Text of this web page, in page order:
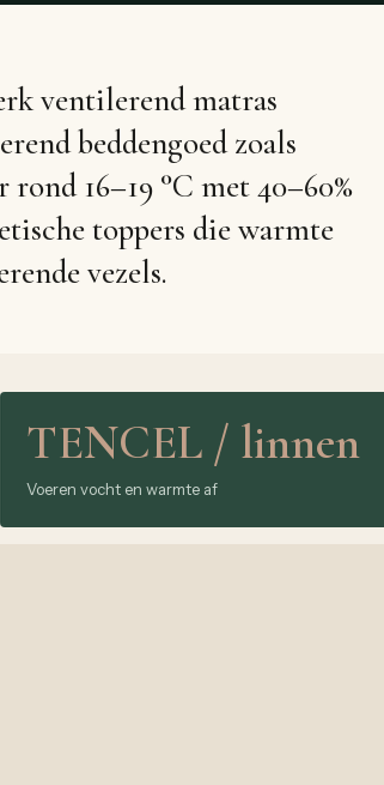
ventilerend matras
beddengoed zoals
16–19 °C met 40–60%
toppers die warmte
vezels.
TENCEL / linnen
Voeren vocht en warmte af